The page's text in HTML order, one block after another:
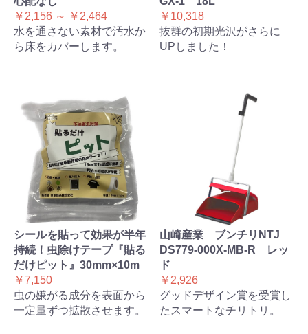
￥2,156 ～ ￥2,464
水を通さない素材で汚水か
ら床をカバーします。
￥10,318
抜群の初期光沢がさらに
UPしました！
シールを貼って効果が半年
持続！虫除けテープ『貼る
だけピット』30mm×10m
￥7,150
虫の嫌がる成分を表面から
一定量ずつ拡散させます。
山崎産業 ブンチリNTJ
DS779-000X-MB-R レッ
ド
￥2,926
グッドデザイン賞を受賞し
たスマートなチリトリ。